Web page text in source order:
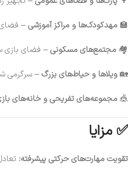
🏫 مهدکودک‌ها و مراکز آموزشی– فضای
🏘️ مجتمع‌های مسکونی– فضای بازی
🏡ویلاها و حیاط‌های بزرگ–
🎪مجموعه‌های تفریحی و خانه‌های
✅ مزایا
تقویت مهارت‌های حرکتی پیشرفته: